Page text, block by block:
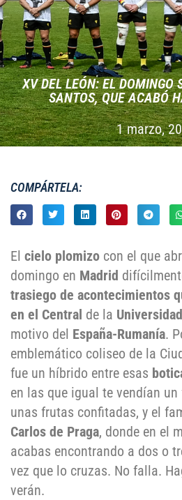
XV DEL LEÓN: EL DOMINGO
SANTOS, QUE ACABÓ
1 marzo,
COMPÁRTELA:
El cielo plomizo con el que
domingo en Madrid
trasiego de acontecimientos
en el Central de la
motivo del España-Rumanía.
emblemático coliseo de la
fue un híbrido entre esas
en las que igual te vendían
unas frutas confitadas, y el
Carlos de Praga, donde en el
acabas encontrando a dos o
vez que lo cruzas. No falla.
verán.